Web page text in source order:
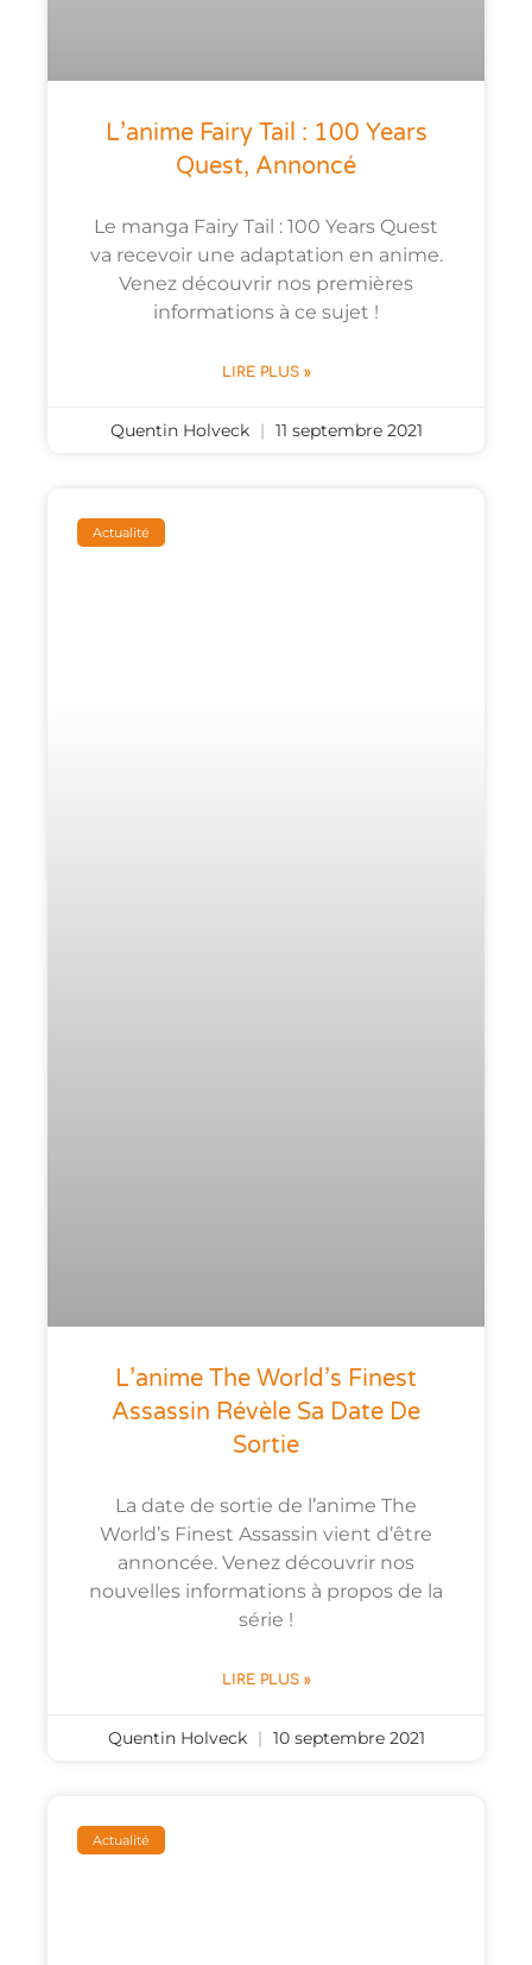
L’anime Fairy Tail : 100 Years
Quest, Annoncé
Le manga Fairy Tail : 100 Years Quest
va recevoir une adaptation en anime.
Venez découvrir nos premières
informations à ce sujet !
LIRE PLUS »
Quentin Holveck 11 septembre 2021
Actualité
L’anime The World’s Finest
Assassin Révèle Sa Date De
Sortie
La date de sortie de l’anime The
World’s Finest Assassin vient d’être
annoncée. Venez découvrir nos
nouvelles informations à propos de la
série !
LIRE PLUS »
Quentin Holveck 10 septembre 2021
Actualité